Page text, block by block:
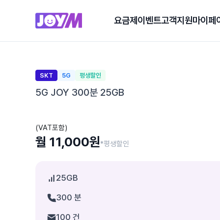
요금제 이벤트고객지원마이페
SKT 5G 평생할인
5G JOY 300분 25GB
(VAT포함)
월 11,000원*평생할인
25GB
300 분
100 건